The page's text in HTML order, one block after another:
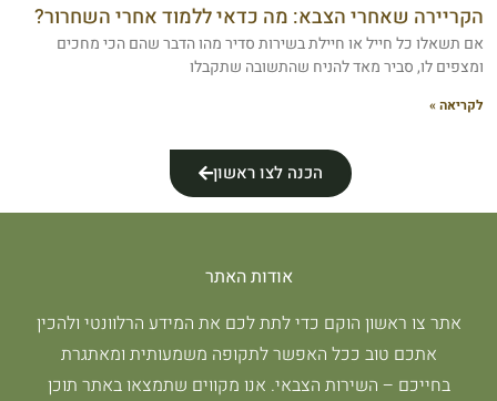
הקריירה שאחרי הצבא: מה כדאי ללמוד אחרי השחרור?
אם תשאלו כל חייל או חיילת בשירות סדיר מהו הדבר שהם הכי מחכים
ומצפים לו, סביר מאד להניח שהתשובה שתקבלו
לקריאה »
הכנה לצו ראשון
אודות האתר
אתר צו ראשון הוקם כדי לתת לכם את המידע הרלוונטי ולהכין
אתכם טוב ככל האפשר לתקופה משמעותית ומאתגרת
בחייכם – השירות הצבאי. אנו מקווים שתמצאו באתר תוכן